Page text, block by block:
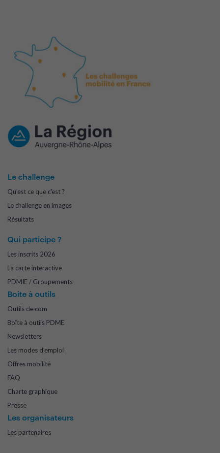
Le challenge
Qu'est ce que c'est ?
Le challenge en images
Résultats
Qui participe ?
Les inscrits 2026
La carte interactive
PDMIE / Groupements
Boite à outils
Outils de com
Boîte à outils PDME
Newsletters
Les modes d'emploi
Offres mobilité
FAQ
Charte graphique
Presse
Les organisateurs
Les partenaires